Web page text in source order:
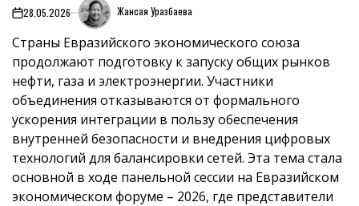
on28.05.2026 Жансая Уразбаева
Страны Евразийского экономического союза
продолжают подготовку к запуску общих рынков
нефти, газа и электроэнергии. Участники
объединения отказываются от формального
ускорения интеграции в пользу обеспечения
внутренней безопасности и внедрения цифровых
технологий для балансировки сетей. Эта тема стала
основной в ходе панельной сессии на Евразийском
экономическом форуме – 2026, где представители